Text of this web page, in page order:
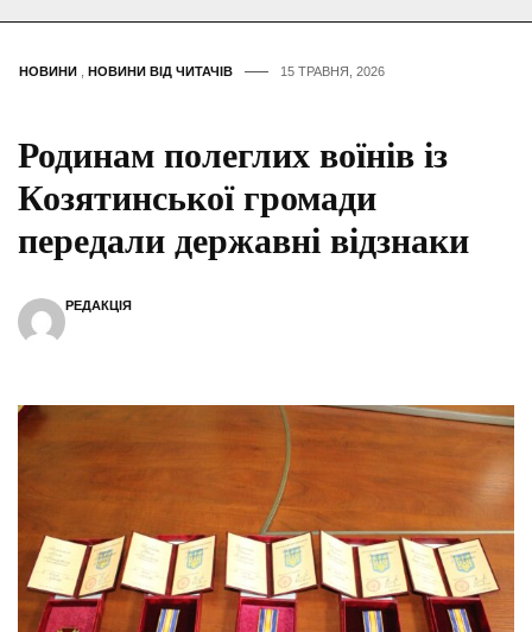
НОВИНИ НОВИНИ ВІД ЧИТАЧІВ 15 ТРАВНЯ, 2026
Родинам полеглих воїнів із
Козятинської громади
передали державні відзнаки
РЕДАКЦІЯ